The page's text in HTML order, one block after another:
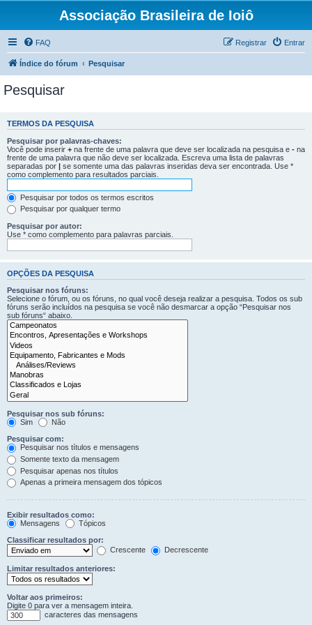
Associação Brasileira de Ioiô
FAQ Entrar
Registrar
Índice do fórum Pesquisar
Pesquisar
TERMOS DA PESQUISA
Pesquisar por palavras-chaves:
Você pode inserir + na frente de uma palavra que deve ser localizada na pesquisa e - na
frente de uma palavra que não deve ser localizada. Escreva uma lista de palavras
separadas por | se somente uma das palavras inseridas deva ser encontrada. Use *
como complemento para resultados parciais.
Pesquisar por todos os termos escritos
Pesquisar por qualquer termo
Pesquisar por autor:
Use * como complemento para palavras parciais.
OPÇÕES DA PESQUISA
Pesquisar nos fóruns:
Selecione o fórum, ou os fóruns, no qual você deseja realizar a pesquisa. Todos os sub
fóruns serão incluídos na pesquisa se você não desmarcar a opção “Pesquisar nos
sub fóruns“ abaixo.
Pesquisar nos sub fóruns:
Sim
Não
Pesquisar com:
Pesquisar nos títulos e mensagens
Somente texto da mensagem
Pesquisar apenas nos títulos
Apenas a primeira mensagem dos tópicos
Exibir resultados como:
Mensagens
Tópicos
Classificar resultados por:
Crescente
Decrescente
Limitar resultados anteriores:
Voltar aos primeiros:
Digite 0 para ver a mensagem inteira.
caracteres das mensagens